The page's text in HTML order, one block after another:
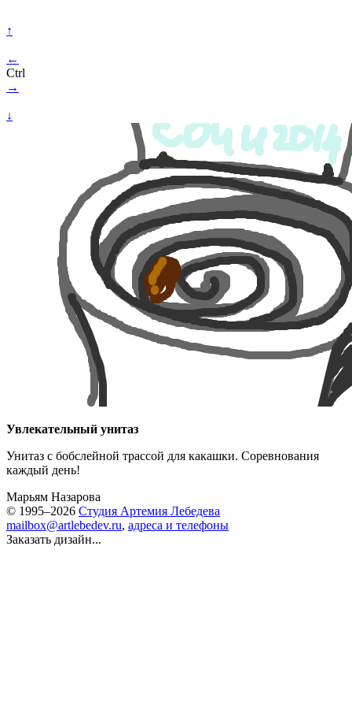
↑
←
Ctrl
→
↓
Увлекательный унитаз
Унитаз с бобслейной трассой для какашки. Соревнования
каждый день!
Марьям Назарова
© 1995–2026 Студия Артемия Лебедева
mailbox@artlebedev.ru, адреса и телефоны
Заказать дизайн...